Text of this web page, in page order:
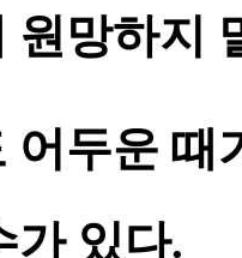
원망하지
어두운 때
가 있다.